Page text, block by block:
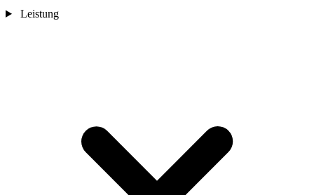
Leistung